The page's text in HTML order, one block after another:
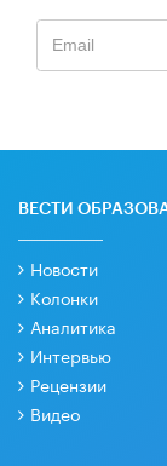
ВЕСТИ
Новости
Колонки
Аналитика
Интервью
Рецензии
Видео